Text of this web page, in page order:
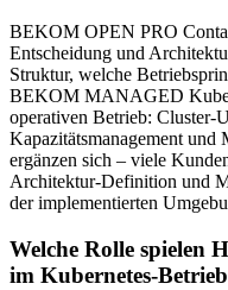
BEKOM OPEN PRO
Entscheidung und
Struktur, welche
BEKOM MANAGED
operativen Betrieb: Cluster-
Kapazitätsmanagement
ergänzen sich – viele
Architektur-Definition und
der implementierten
Welche Rolle spielen
im Kubernetes-